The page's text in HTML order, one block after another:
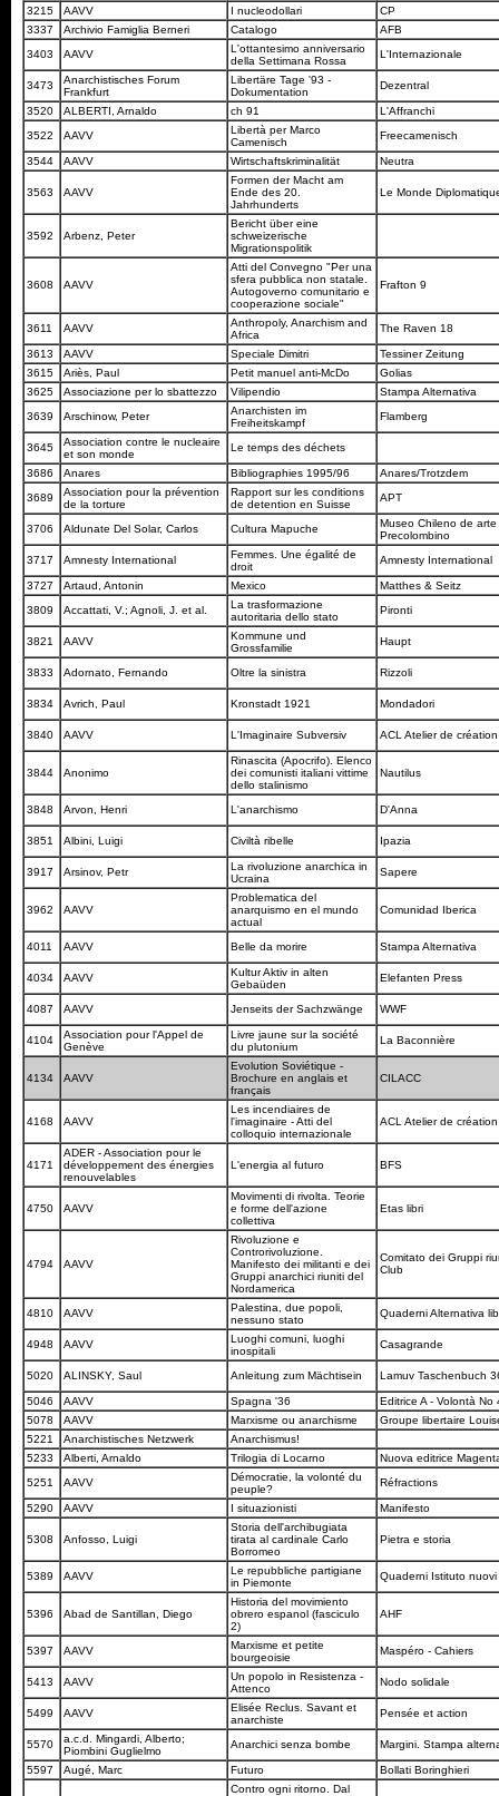
3215
AAVV I nucleodollari
CP
3337
Archivio Famiglia Berneri Catalogo
AFB
3403
AAVV
L'ottantesimo anniversario
della Settimana Rossa
L'Internazionale
3473
Anarchistisches Forum
Frankfurt
Libertäre Tage '93 -
Dokumentation
Dezentral
3520 ALBERTI, Arnaldo ch 91
L'Affranchi
3522
AAVV
Libertà per Marco
Camenisch
Freecamenisch
3544 AAVV Wirtschaftskriminalität Neutra
3563 AAVV
Formen der Macht am
Ende des 20.
Jahrhunderts
Le Monde
3592 Arbenz, Peter
Bericht über eine
schweizerische
Migrationspolitik
3608 AAVV
Atti del Convegno "Per una
sfera pubblica non statale.
Autogoverno comunitario e
cooperazione sociale"
Frafton 9
3611 AAVV
Anthropoly, Anarchism and
Africa
The Raven 18
3613 AAVV Speciale Dimitri
Tessiner Zeitung
3615
Ariès, Paul Petit manuel anti-McDo
Golias
3625
Associazione per lo sbattezzo Vilipendio
Stampa Alternativa
3639
Arschinow, Peter
Anarchisten im
Freiheitskampf
Flamberg
3645
Association contre le nucleaire
et son monde
Le temps des déchets
3686 Anares Bibliographies 1995/96
Anares/Trotzdem
3689
Association pour la prévention
de la torture
Rapport sur les conditions
de detention en Suisse
APT
3706 Aldunate Del Solar, Carlos Cultura Mapuche
Museo Chileno de arte
Precolombino
3717
Amnesty International
Femmes. Une égalité de
droit
Amnesty International
3727 Artaud, Antonin Mexico
Matthes & Seitz
3809
Accattati, V.; Agnoli, J. et al.
La trasformazione
autoritaria dello stato
Pironti
3821 AAVV
Kommune und
Grossfamilie
Haupt
3833 Adornato, Fernando Oltre la sinistra Rizzoli
3834 Avrich, Paul Kronstadt 1921 Mondadori
3840 AAVV L'Imaginaire Subversiv ACL Atelier de
3844 Anonimo
Rinascita (Apocrifo). Elenco
dei comunisti italiani vittime
dello stalinismo
Nautilus
3848 Arvon, Henri L'anarchismo D'Anna
3851 Albini, Luigi Civiltà ribelle Ipazia
3917 Arsinov, Petr
La rivoluzione anarchica in
Ucraina
Sapere
3962 AAVV
Problematica del
anarquismo en el mundo
actual
Comunidad Iberica
4011 AAVV Belle da morire Stampa Alternativa
4034 AAVV
Kultur Aktiv in alten
Gebaüden
Elefanten Press
4087 AAVV Jenseits der Sachzwänge WWF
4104
Association pour l'Appel de
Genève
Livre jaune sur la société
du plutonium
La Baconnière
4134 AAVV
Evolution Soviétique -
Brochure en anglais et
français
CILACC
4168 AAVV
Les incendiaires de
l'imaginaire - Atti del
colloquio internazionale
ACL Atelier de
4171
ADER - Association pour le
développement des énergies
renouvelables
L'energia al futuro BFS
4750 AAVV
Movimenti di rivolta. Teorie
e forme dell'azione
collettiva
Etas libri
4794 AAVV
Rivoluzione e
Controrivoluzione.
Manifesto dei militanti e dei
Gruppi anarchici riuniti del
Nordamerica
Comitato dei Gruppi
Club
4810 AAVV
Palestina, due popoli,
nessuno stato
Quaderni Alternativa
4948 AAVV
Luoghi comuni, luoghi
inospitali
Casagrande
5020 ALINSKY, Saul Anleitung zum Mächtisein Lamuv Taschenbuch
5046 AAVV Spagna '36
Editrice A - Volontà No
5078
AAVV Marxisme ou anarchisme
Groupe libertaire
5221
Anarchistisches Netzwerk
Anarchismus!
5233
Alberti, Arnaldo Trilogia di Locarno
Nuova editrice
5251
AAVV
Démocratie, la volonté du
peuple?
Réfractions
5290 AAVV I situazionisti Manifesto
5308 Anfosso, Luigi
Storia dell'archibugiata
tirata al cardinale Carlo
Borromeo
Pietra e storia
5389 AAVV
Le repubbliche partigiane
in Piemonte
Quaderni Istituto
5396 Abad de Santillan, Diego
Historia del movimiento
obrero espanol (fasciculo
2)
AHF
5397 AAVV
Marxisme et petite
bourgeoisie
Maspéro - Cahiers
5413 AAVV
Un popolo in Resistenza -
Attenco
Nodo solidale
5499 AAVV
Elisée Reclus. Savant et
anarchiste
Pensée et action
5570
a.c.d. Mingardi, Alberto;
Piombini Guglielmo
Anarchici senza bombe Margini. Stampa
5597 Augé, Marc Futuro Bollati Boringhieri
Contro ogni ritorno. Dal